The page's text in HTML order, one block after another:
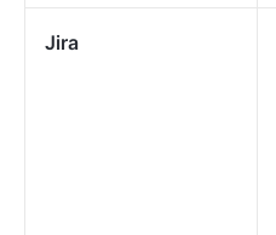
Jira